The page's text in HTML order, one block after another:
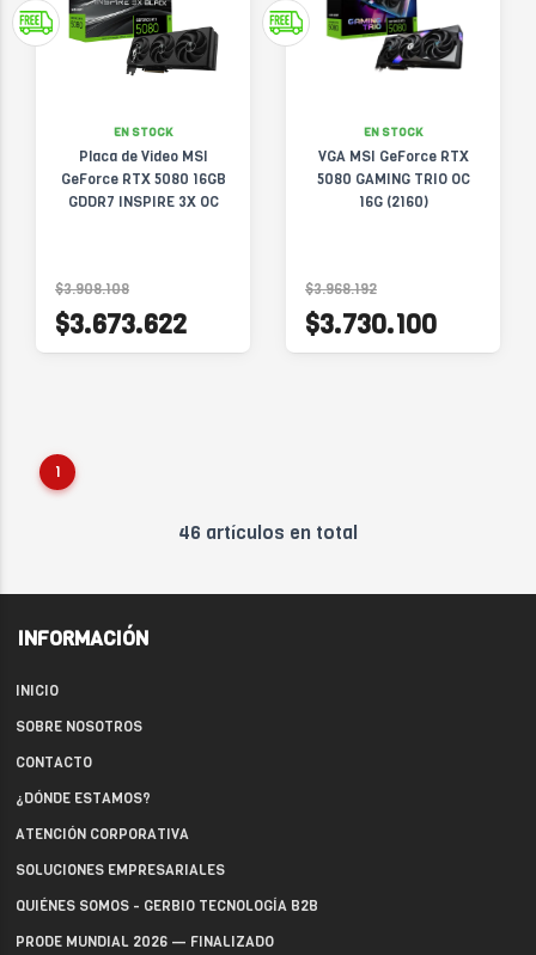
EN STOCK
Placa de Video MSI
GeForce RTX 5080 16GB
GDDR7 INSPIRE 3X OC
$3.908.108
$3.673.622
EN STOCK
VGA MSI GeForce RTX
5080 GAMING TRIO OC
16G (2160)
$3.968.192
$3.730.100
1
46 artículos en total
INFORMACIÓN
INICIO
SOBRE NOSOTROS
CONTACTO
¿DÓNDE ESTAMOS?
ATENCIÓN CORPORATIVA
SOLUCIONES EMPRESARIALES
QUIÉNES SOMOS - GERBIO TECNOLOGÍA B2B
PRODE MUNDIAL 2026 — FINALIZADO